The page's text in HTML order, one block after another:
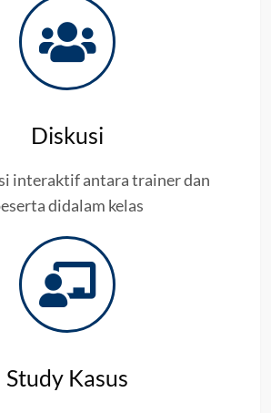
Diskusi
interaktif antara trainer dan
didalam kelas
Study Kasus